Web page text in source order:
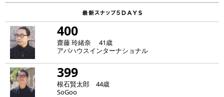
400
齋藤 玲緒奈 41歳
アバハウスインターナショナル
399
根石賢太郎 44歳
SoGoo